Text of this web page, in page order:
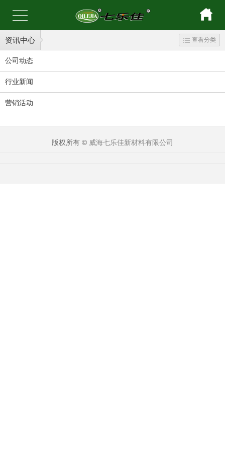
资讯中心 查看分类
公司动态
行业新闻
营销活动
版权所有 © 威海七乐佳新材料有限公司